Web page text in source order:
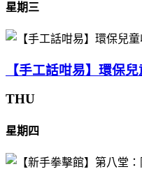
星期三
【手工話咁易】環保
THU
星期四